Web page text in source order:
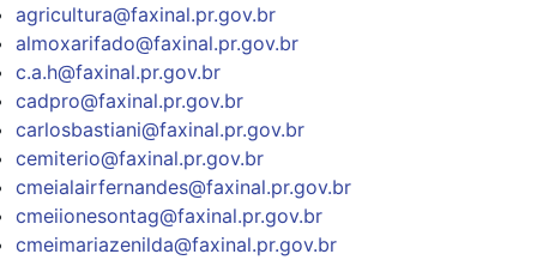
agricultura@faxinal.pr.gov.br
almoxarifado@faxinal.pr.gov.br
c.a.h@faxinal.pr.gov.br
cadpro@faxinal.pr.gov.br
carlosbastiani@faxinal.pr.gov.br
cemiterio@faxinal.pr.gov.br
cmeialairfernandes@faxinal.pr.gov.br
cmeiionesontag@faxinal.pr.gov.br
cmeimariazenilda@faxinal.pr.gov.br